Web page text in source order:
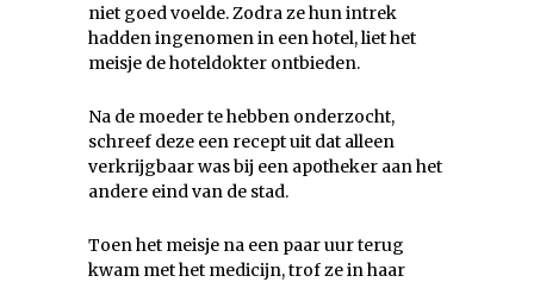
niet goed voelde. Zodra ze hun intrek
hadden ingenomen in een hotel, liet het
meisje de hoteldokter ontbieden.
Na de moeder te hebben onderzocht,
schreef deze een recept uit dat alleen
verkrijgbaar was bij een apotheker aan het
andere eind van de stad.
Toen het meisje na een paar uur terug
kwam met het medicijn, trof ze in haar